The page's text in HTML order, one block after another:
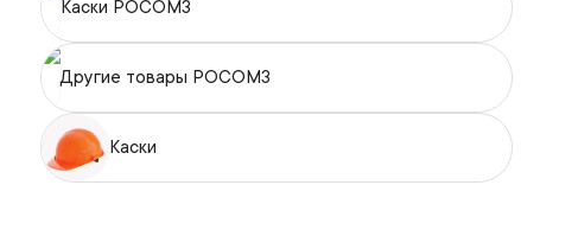
Каски РОСОМЗ
Другие товары РОСОМЗ
Каски